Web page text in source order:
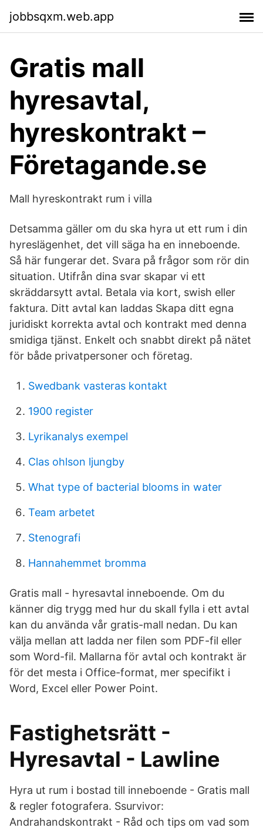
jobbsqxm.web.app
Gratis mall
hyresavtal,
hyreskontrakt –
Företagande.se
Mall hyreskontrakt rum i villa
Detsamma gäller om du ska hyra ut ett rum i din
hyreslägenhet, det vill säga ha en inneboende.
Så här fungerar det. Svara på frågor som rör din
situation. Utifrån dina svar skapar vi ett
skräddarsytt avtal. Betala via kort, swish eller
faktura. Ditt avtal kan laddas Skapa ditt egna
juridiskt korrekta avtal och kontrakt med denna
smidiga tjänst. Enkelt och snabbt direkt på nätet
för både privatpersoner och företag.
Swedbank vasteras kontakt
1900 register
Lyrikanalys exempel
Clas ohlson ljungby
What type of bacterial blooms in water
Team arbetet
Stenografi
Hannahemmet bromma
Gratis mall - hyresavtal inneboende. Om du
känner dig trygg med hur du skall fylla i ett avtal
kan du använda vår gratis-mall nedan. Du kan
välja mellan att ladda ner filen som PDF-fil eller
som Word-fil. Mallarna för avtal och kontrakt är
för det mesta i Office-format, mer specifikt i
Word, Excel eller Power Point.
Fastighetsrätt -
Hyresavtal - Lawline
Hyra ut rum i bostad till inneboende - Gratis mall
& regler fotografera. Ssurvivor:
Andrahandskontrakt - Råd och tips om vad som